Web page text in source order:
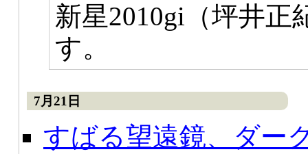
新星2010gi（坪井正
す。
7月21日
すばる望遠鏡、ダー